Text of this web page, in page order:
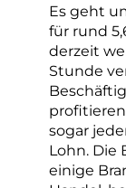
Es geht
für rund
derzeit
Stunde
sogar
Lohn. Die
einige